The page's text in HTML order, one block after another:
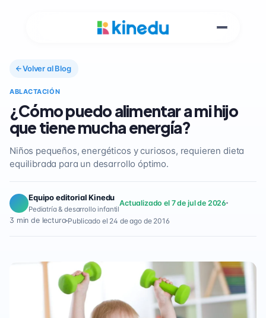
Volver al Blog
ABLACTACIÓN
¿Cómo puedo alimentar a mi hijo
que tiene mucha energía?
Niños pequeños, energéticos y curiosos, requieren dieta
equilibrada para un desarrollo óptimo.
Equipo editorial Kinedu
Pediatría & desarrollo infantil
Actualizado el 7 de jul de 2026
3 min de lectura Publicado el 24 de ago de 2016